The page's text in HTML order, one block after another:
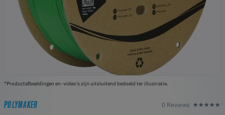
*Productafbeeldingen en -video's zijn uitsluitend bedoeld ter illustratie.
POLYMAKER 0 Reviews